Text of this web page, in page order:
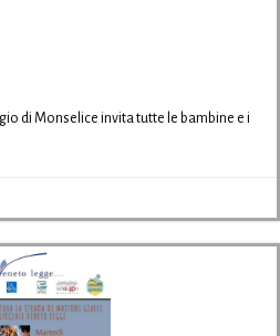
di Monselice invita tutte le bambine e i